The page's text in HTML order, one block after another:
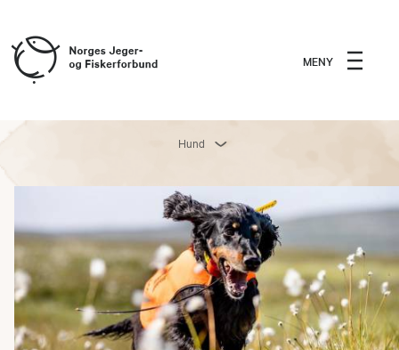
MENY
Hund